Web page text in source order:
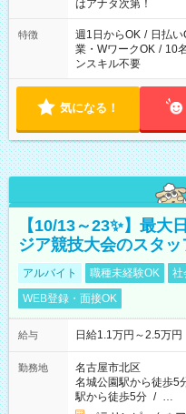
はアナタ次第！
特徴 週1日からOK / 日払い
業・WワークOK / 10
ンスキル不要
気になる！
【10/13～23✨】最大
ジア競技大会のスタッ
アルバイト 職種未経験OK 社
WEB登録・面接OK
給与 日給1.1万円～2.5万
勤務地
名古屋市北区
名城公園駅から徒歩5
駅から徒歩5分 / …